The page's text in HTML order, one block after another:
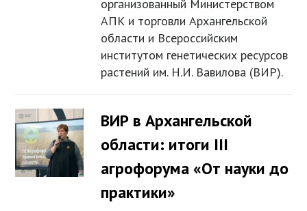
организованный Министерством
АПК и торговли Архангельской
области и Всероссийским
институтом генетических ресурсов
растений им. Н.И. Вавилова (ВИР).
ВИР в Архангельской
области: итоги III
агрофорума «От науки до
практики»